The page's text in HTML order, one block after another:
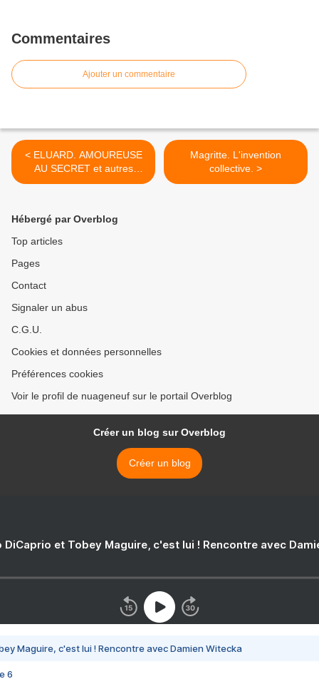
Commentaires
Ajouter un commentaire
< ELUARD. AMOUREUSE
AU SECRET et autres
poèmes.
Magritte. L'invention
collective. >
Hébergé par Overblog
Top articles
Pages
Contact
Signaler un abus
C.G.U.
Cookies et données personnelles
Préférences cookies
Voir le profil de nuageneuf sur le portail Overblog
Créer un blog sur Overblog
Créer un blog
DiCaprio et Tobey Maguire, c'est lui ! Rencontre avec
Maguire, c'est lui ! Rencontre avec Damien Witecka
6